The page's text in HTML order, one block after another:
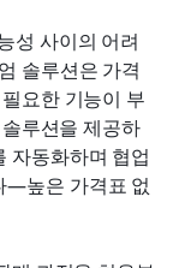
성 사이의 어려
솔루션은 가격
요한 기능이 부
루션을 제공하
자동화하며 협업
—높은 가격표 없